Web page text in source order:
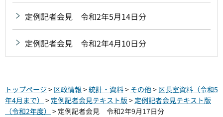
定例記者会見 令和2年5月14日分
定例記者会見 令和2年4月10日分
トップページ > 区政情報 >統計・資料> その他> 区長室資料（令和5
年4月まで） > 定例記者会見テキスト版> 定例記者会見テキスト版
（令和2年度） > 定例記者会見 令和2年9月17日分